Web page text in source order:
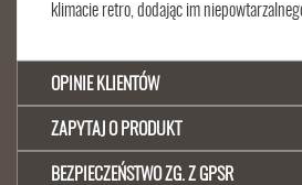
klimacie retro, dodając im
OPINIE KLIENTÓW
ZAPYTAJ O PRODUKT
BEZPIECZEŃSTWO ZG. Z GPSR